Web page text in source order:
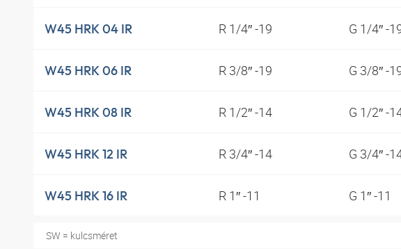
W45 HRK 04 IR R 1/4″ -19 G 1/4″ -
W45 HRK 06 IR R 3/8″ -19 G 3/8″ -
W45 HRK 08 IR R 1/2″ -14 G 1/2″ -
W45 HRK 12 IR R 3/4″ -14 G 3/4″ -
W45 HRK 16 IR R 1″ -11 G 1″ -11
SW = kulcsméret